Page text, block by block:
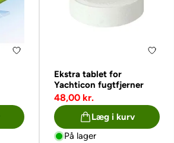
Ekstra tablet for
Yachticon fugtfjerner
48,00 kr.
Læg i kurv
På lager